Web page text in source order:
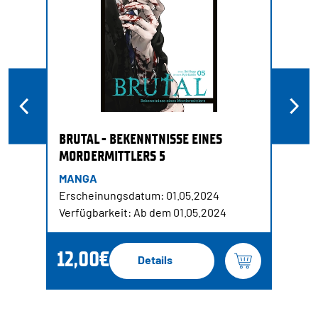
BRUTAL - BEKENNTNISSE EINES
MORDERMITTLERS 5
MANGA
Erscheinungsdatum: 01.05.2024
Verfügbarkeit: Ab dem 01.05.2024
12,00€ Details